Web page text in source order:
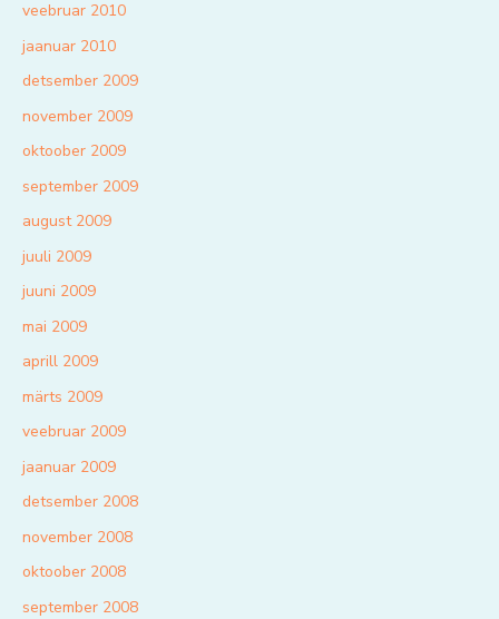
veebruar 2010
jaanuar 2010
detsember 2009
november 2009
oktoober 2009
september 2009
august 2009
juuli 2009
juuni 2009
mai 2009
aprill 2009
märts 2009
veebruar 2009
jaanuar 2009
detsember 2008
november 2008
oktoober 2008
september 2008